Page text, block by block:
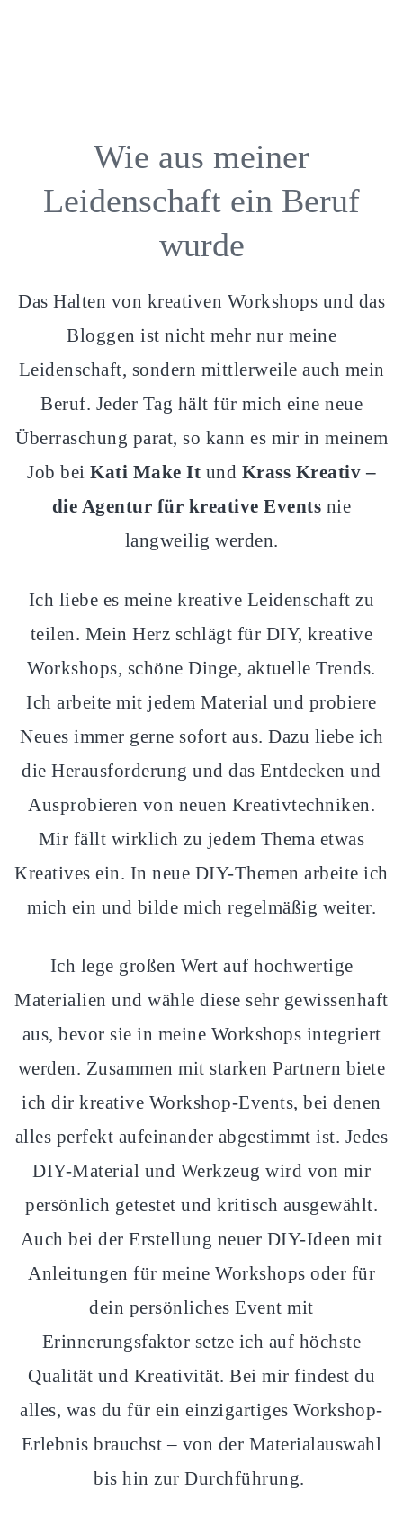
Wie aus meiner
Leidenschaft ein Beruf
wurde
Das Halten von kreativen Workshops und das
Bloggen ist nicht mehr nur meine
Leidenschaft, sondern mittlerweile auch mein
Beruf. Jeder Tag hält für mich eine neue
Überraschung parat, so kann es mir in meinem
Job bei Kati Make It und Krass Kreativ –
die Agentur für kreative Events nie
langweilig werden.
Ich liebe es meine kreative Leidenschaft zu
teilen. Mein Herz schlägt für DIY, kreative
Workshops, schöne Dinge, aktuelle Trends.
Ich arbeite mit jedem Material und probiere
Neues immer gerne sofort aus. Dazu liebe ich
die Herausforderung und das Entdecken und
Ausprobieren von neuen Kreativtechniken.
Mir fällt wirklich zu jedem Thema etwas
Kreatives ein. In neue DIY-Themen arbeite ich
mich ein und bilde mich regelmäßig weiter.
Ich lege großen Wert auf hochwertige
Materialien und wähle diese sehr gewissenhaft
aus, bevor sie in meine Workshops integriert
werden. Zusammen mit starken Partnern biete
ich dir kreative Workshop-Events, bei denen
alles perfekt aufeinander abgestimmt ist. Jedes
DIY-Material und Werkzeug wird von mir
persönlich getestet und kritisch ausgewählt.
Auch bei der Erstellung neuer DIY-Ideen mit
Anleitungen für meine Workshops oder für
dein persönliches Event mit
Erinnerungsfaktor setze ich auf höchste
Qualität und Kreativität. Bei mir findest du
alles, was du für ein einzigartiges Workshop-
Erlebnis brauchst – von der Materialauswahl
bis hin zur Durchführung.